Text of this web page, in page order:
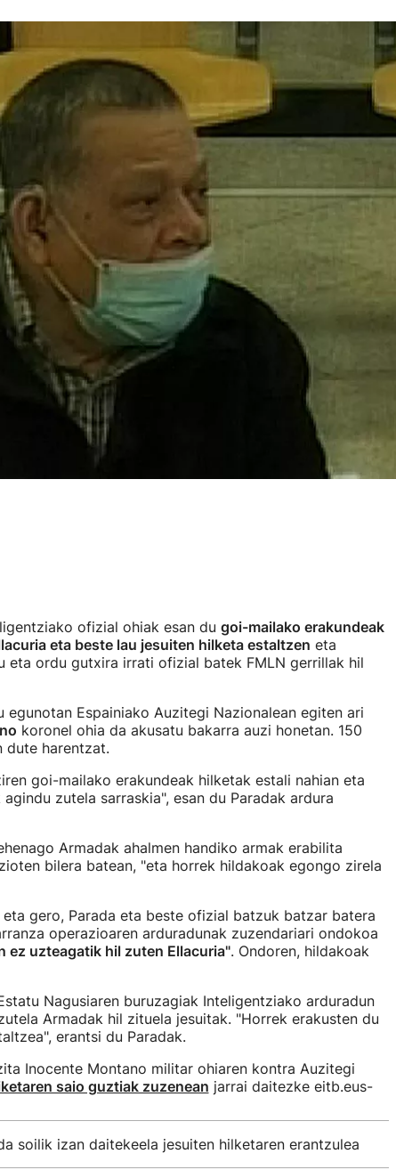
ofizial ohiak esan du goi-mailako erakundeak
eta beste lau jesuiten hilketa estaltzen eta
eta ordu gutxira irrati ofizial batek FMLN gerrillak hil
egunotan Espainiako Auzitegi Nazionalean egiten ari
koronel ohia da akusatu bakarra auzi honetan. 150
harentzat.
goi-mailako erakundeak hilketak estali nahian eta
zutela sarraskia", esan du Paradak ardura
Armadak ahalmen handiko armak erabilita
bilera batean, "eta horrek hildakoak egongo zirela
gero, Parada eta beste ofizial batzuk batzar batera
operazioaren arduradunak zuzendariari ondokoa
ez uzteagatik hil zuten Ellacuria". Ondoren, hildakoak
Nagusiaren buruzagiak Inteligentziako arduradun
Armadak hil zituela jesuitak. "Horrek erakusten du
erantsi du Paradak.
Inocente Montano militar ohiaren kontra Auzitegi
saio guztiak zuzenean jarrai daitezke eitb.eus-
soilik izan daitekeela jesuiten hilketaren erantzulea